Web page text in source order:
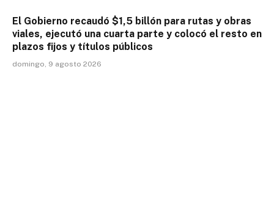
El Gobierno recaudó $1,5 billón para rutas y obras
viales, ejecutó una cuarta parte y colocó el resto en
plazos fijos y títulos públicos
domingo, 9 agosto 2026